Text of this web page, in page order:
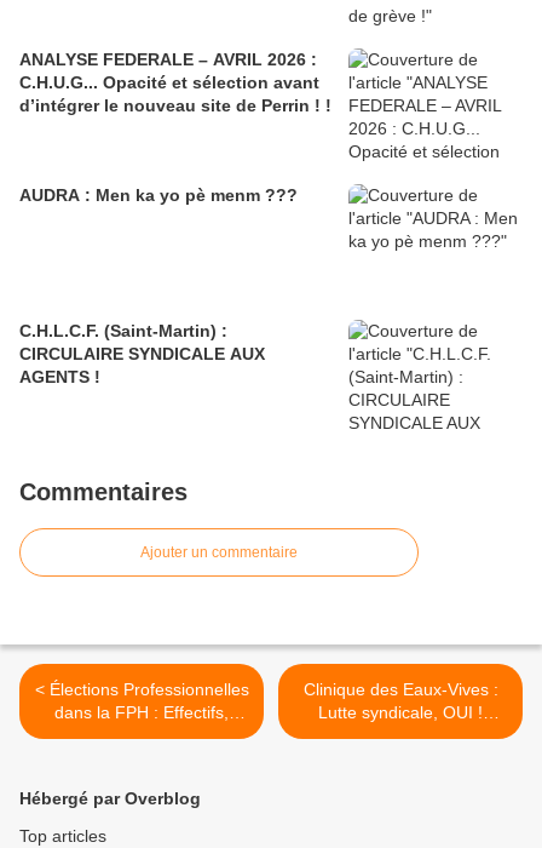
ANALYSE FEDERALE – AVRIL 2026 :
C.H.U.G... Opacité et sélection avant
d’intégrer le nouveau site de Perrin ! !
AUDRA : Men ka yo pè menm ???
C.H.L.C.F. (Saint-Martin) :
CIRCULAIRE SYNDICALE AUX
AGENTS !
Commentaires
Ajouter un commentaire
< Élections Professionnelles
dans la FPH : Effectifs,
nombre de sièges ? Qui
voter ?
Clinique des Eaux-Vives :
Lutte syndicale, OUI !
Dénigrement syndical, NON
Hébergé par Overblog
Top articles